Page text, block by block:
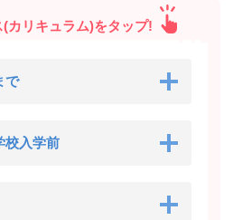
カリキュラム)をタップ!
で
校入学前